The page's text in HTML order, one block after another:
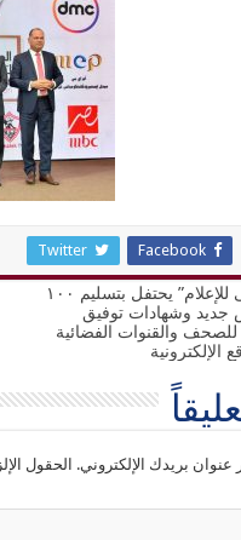
Facebook
Twitter
“الأعلى للإعلام” يحتفل بتسليم ١٠٠
جديد وشهادات توفيق
والقنوات الفضائية
الإلكترونية
بريدك الإلكتروني. الحقول